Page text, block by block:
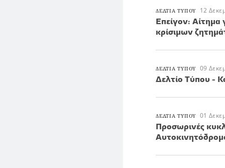
ΔΕΛΤΙΑ ΤΥΠΟΥ 12
Επείγον: Αίτημα
κρίσιμων
ΔΕΛΤΙΑ ΤΥΠΟΥ 09
Δελτίο Τύπου -
ΔΕΛΤΙΑ ΤΥΠΟΥ 01
Προσωρινές